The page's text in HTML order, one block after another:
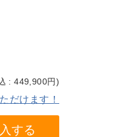
: 449,900円)
だけます！
する